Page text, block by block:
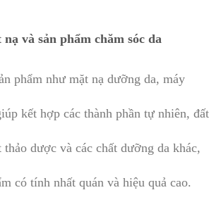
và sản phẩm chăm sóc da
phẩm như mặt nạ dưỡng da, máy
kết hợp các thành phần tự nhiên, đất
thảo dược và các chất dưỡng da khác,
có tính nhất quán và hiệu quả cao.